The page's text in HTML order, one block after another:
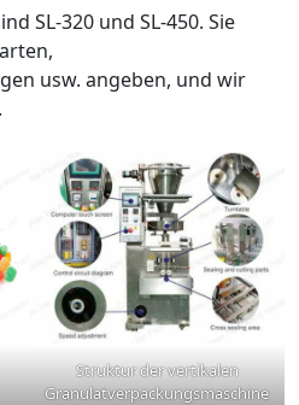
SL-320 und SL-450. Sie
usw. angeben, und wir
Struktur der vertikalen
Granulatverpackungsmaschine